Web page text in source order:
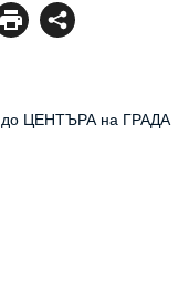
ЦЕНТЪРА на ГРАДА